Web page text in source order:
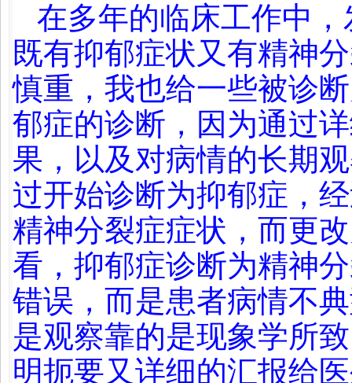
在多年的临床工作中
既有抑郁症状又有精神
慎重，我也给一些被诊
郁症的诊断，因为通过
果，以及对病情的长期
过开始诊断为抑郁症，
精神分裂症症状，而更
看，抑郁症诊断为精神
错误，而是患者病情不
是观察靠的是现象学所
明扼要又详细的汇报给